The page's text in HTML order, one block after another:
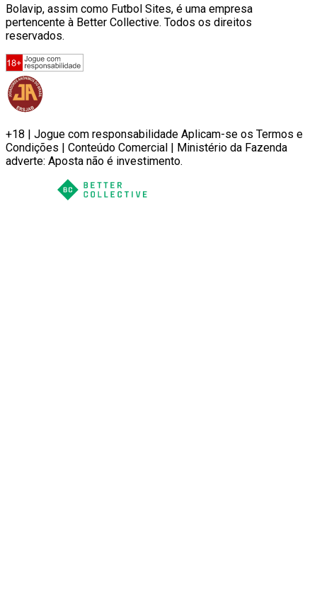
Bolavip, assim como Futbol Sites, é uma empresa
pertencente à Better Collective. Todos os direitos
reservados.
+18 | Jogue com responsabilidade Aplicam-se os Termos e
Condições | Conteúdo Comercial | Ministério da Fazenda
adverte: Aposta não é investimento.